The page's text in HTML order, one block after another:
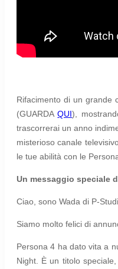
Rifacimento di un grande
(GUARDAQUI),
trascorrerai un anno
misterioso canale
le tue abilità con le
Un messaggio speciale
Ciao, sono Wada di P-
Siamo molto felici di
Persona 4 ha dato vita a
Night. È un titolo